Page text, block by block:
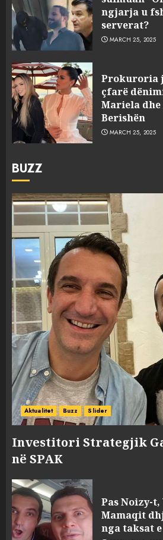
ngjarja u
serverat?
MARCH 25, 2025
Prokuroria
çfarë
Mariela
Berishën
MARCH 25, 2025
BUZZ
Aktualitet Buzz Slider
Investitori Strategjik
në SPAK
Pas Noizy-
Mamaqit
nga taksat